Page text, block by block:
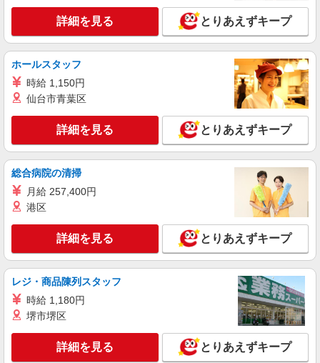
詳細を見る とりあえずキープ
ホールスタッフ
時給 1,150円
仙台市青葉区
詳細を見る とりあえずキープ
総合病院の清掃
月給 257,400円
港区
詳細を見る とりあえずキープ
レジ・商品陳列スタッフ
時給 1,180円
堺市堺区
詳細を見る とりあえずキープ